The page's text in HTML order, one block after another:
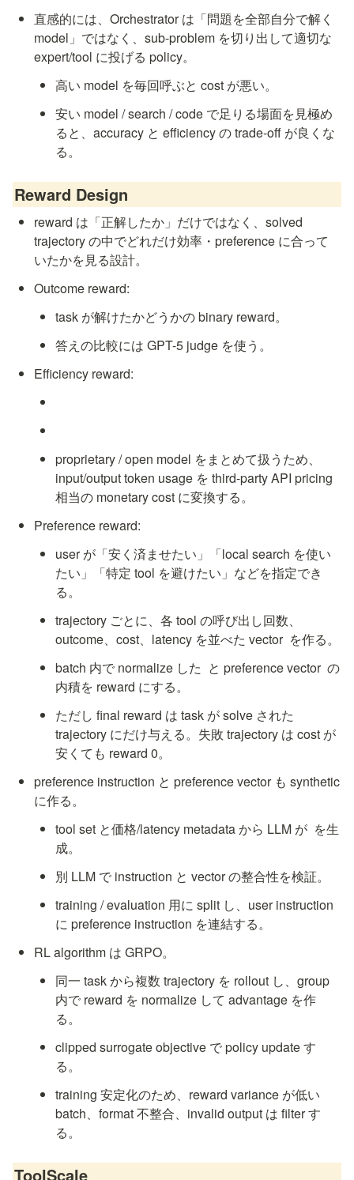
直感的には、Orchestrator は「問題を全部自分で解く
model」ではなく、sub-problem を切り出して適切な
expert/tool に投げる policy。
高い model を毎回呼ぶと cost が悪い。
安い model / search / code で足りる場面を見極め
ると、accuracy と efficiency の trade-off が良くな
る。
Reward Design
reward は「正解したか」だけではなく、solved
trajectory の中でどれだけ効率・preference に合って
いたかを見る設計。
Outcome reward:
task が解けたかどうかの binary reward。
答えの比較には GPT-5 judge を使う。
Efficiency reward:
proprietary / open model をまとめて扱うため、
input/output token usage を third-party API pricing
相当の monetary cost に変換する。
Preference reward:
user が「安く済ませたい」「local search を使い
たい」「特定 tool を避けたい」などを指定でき
る。
trajectory ごとに、各 tool の呼び出し回数、
outcome、cost、latency を並べた vector を作る。
batch 内で normalize した と preference vector の
内積を reward にする。
ただし final reward は task が solve された
trajectory にだけ与える。失敗 trajectory は cost が
安くても reward 0。
preference instruction と preference vector も synthetic
に作る。
tool set と価格/latency metadata から LLM が を生
成。
別 LLM で instruction と vector の整合性を検証。
training / evaluation 用に split し、user instruction
に preference instruction を連結する。
RL algorithm は GRPO。
同一 task から複数 trajectory を rollout し、group
内で reward を normalize して advantage を作
る。
clipped surrogate objective で policy update す
る。
training 安定化のため、reward variance が低い
batch、format 不整合、invalid output は filter す
る。
ToolScale